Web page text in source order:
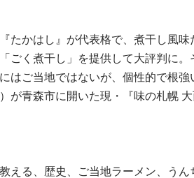
たかはし』が代表格で、煮干し風
ごく煮干し」を提供して大評判に
はご当地ではないが、個性的で根
が青森市に開いた現・『味の札幌
える、歴史、ご当地ラーメン、う